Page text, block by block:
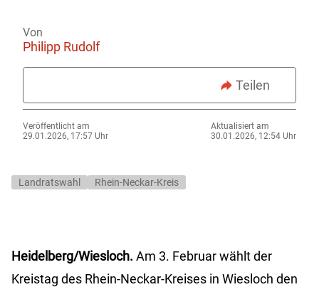
Von
Philipp Rudolf
Teilen
Veröffentlicht am
29.01.2026, 17:57 Uhr
Aktualisiert am
30.01.2026, 12:54 Uhr
Landratswahl Rhein-Neckar-Kreis
Heidelberg/Wiesloch. Am 3. Februar wählt der
Kreistag des Rhein-Neckar-Kreises in Wiesloch den